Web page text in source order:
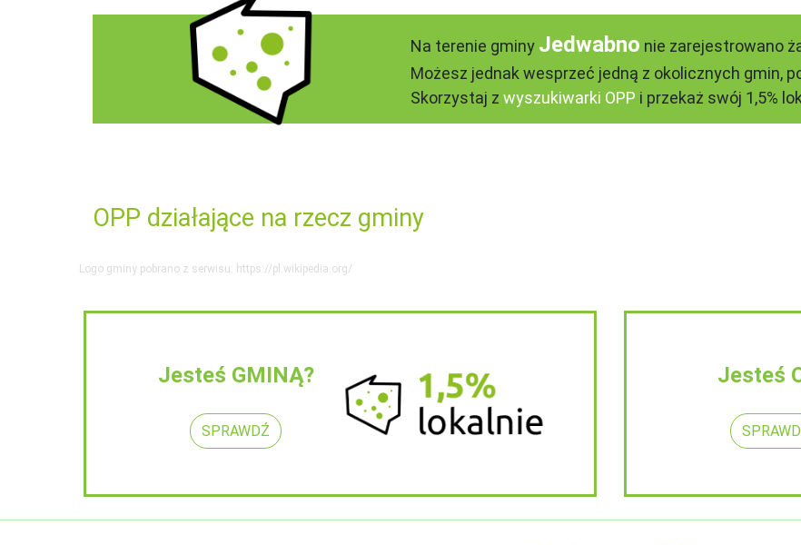
Na terenie gminy Jedwabno nie zarejestrowano
Możesz jednak wesprzeć jedną z okolicznych gmin,
Skorzystaj z wyszukiwarki OPP i przekaż swój 1,5%
OPP działające na rzecz gminy
Logo gminy pobrano z serwisu: https://pl.wikipedia.org/
Jesteś GMINĄ?
SPRAWDŹ
Jesteś